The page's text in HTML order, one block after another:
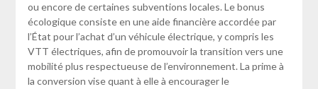
ou encore de certaines subventions locales. Le bonus
écologique consiste en une aide financière accordée par
l’État pour l’achat d’un véhicule électrique, y compris les
VTT électriques, afin de promouvoir la transition vers une
mobilité plus respectueuse de l’environnement. La prime à
la conversion vise quant à elle à encourager le